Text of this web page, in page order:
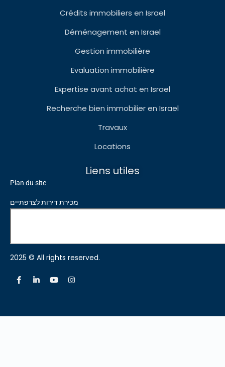
Crédits immobiliers en Israel
Déménagement en Israel
Gestion immobilière
Evaluation immobilière
Expertise avant achat en Israel
Recherche bien immobilier en Israel
Travaux
Locations
Liens utiles
Plan du site
מכירת דירות לצרפתיים
2025 © All rights reserved.